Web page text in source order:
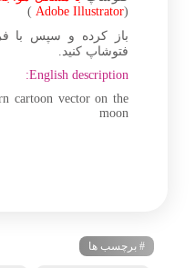
(
Adobe Illustrator
)
باز کرده و سپس با
فتوشاپ کنید.
English description:
cartoon vector on the
moon
# برچسب ها